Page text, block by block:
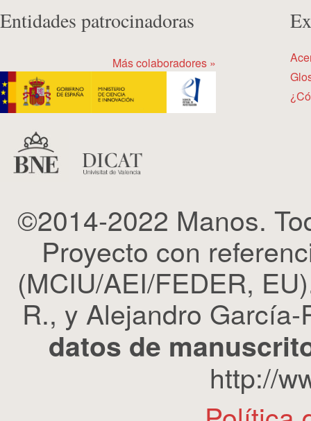
Entidades patrocinadoras
Más colaboradores »
©2014-2022 Manos.
Proyecto con
(MCIU/AEI/FEDER,
R., y Alejandro
datos de
http://